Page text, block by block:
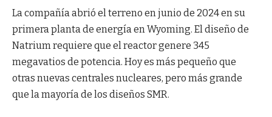
La compañía abrió el terreno en junio de 2024 en su
primera planta de energía en Wyoming. El diseño de
Natrium requiere que el reactor genere 345
megavatios de potencia. Hoy es más pequeño que
otras nuevas centrales nucleares, pero más grande
que la mayoría de los diseños SMR.